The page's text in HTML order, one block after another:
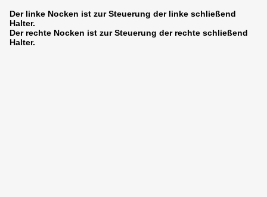
Der linke Nocken ist zur Steuerung der linke schließend
Halter.
Der rechte Nocken ist zur Steuerung der rechte schließend
Halter.